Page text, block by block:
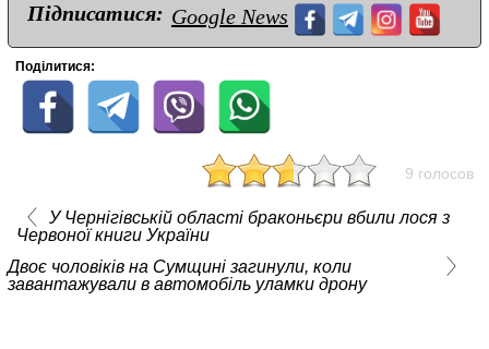
Підписатися: Google News
Поділитися:
9 голосов
У Чернігівській області браконьєри вбили лося з
Червоної книги України
Двоє чоловіків на Сумщині загинули, коли
завантажували в автомобіль уламки дрону